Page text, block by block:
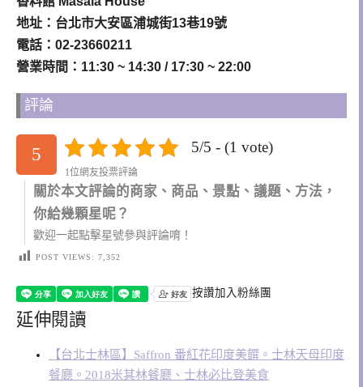
地址：台北市大安區浦城街13巷19號
電話：02-23660211
營業時間：11:30 ~ 14:30 / 17:30 ~ 22:00
評論
5 5/5 - (1 vote)
1位網友投票評論
關於本文評論的商家、商品、景點、議題、方法，
你給幾顆星呢？
歡迎一起點擊星號參與評論唷！
POST VIEWS: 7,352
按讚加入粉絲團
延伸閱讀
【台北士林區】Saffron 番紅花印度美饌。士林天母印度
餐廳。2018米其林餐廳、士林必比登美食